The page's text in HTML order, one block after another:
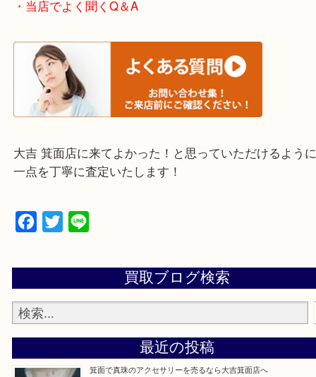
・エリア紹介
※下記エリアはご依頼が多いエリアです。
箕面市・池田市・吹田市
豊中市・茨木市・尼崎市
・当店でよく聞くQ＆A